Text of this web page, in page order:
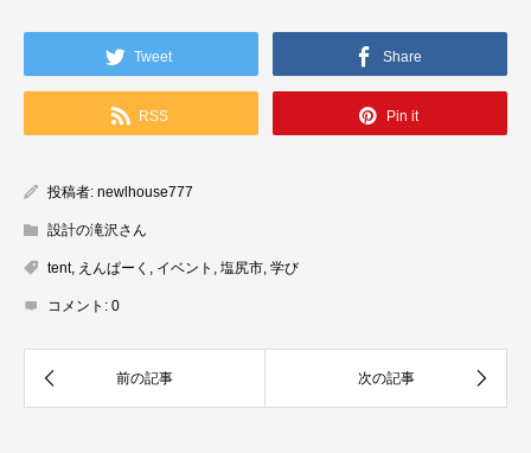
Tweet Share
RSS Pin it
投稿者: newlhouse777
設計の滝沢さん
tent, えんぱーく , イベント , 塩尻市, 学び
コメント: 0